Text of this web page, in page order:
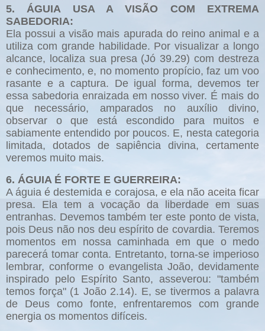
5. ÁGUIA USA A VISÃO COM EXTREMA
SABEDORIA:
Ela possui a visão mais apurada do reino animal e a
utiliza com grande habilidade. Por visualizar a longo
alcance, localiza sua presa (Jó 39.29) com destreza
e conhecimento, e, no momento propício, faz um voo
rasante e a captura. De igual forma, devemos ter
essa sabedoria enraizada em nosso viver. É mais do
que necessário, amparados no auxílio divino,
observar o que está escondido para muitos e
sabiamente entendido por poucos. E, nesta categoria
limitada, dotados de sapiência divina, certamente
veremos muito mais.
6. ÁGUIA É FORTE E GUERREIRA:
A águia é destemida e corajosa, e ela não aceita ficar
presa. Ela tem a vocação da liberdade em suas
entranhas. Devemos também ter este ponto de vista,
pois Deus não nos deu espírito de covardia. Teremos
momentos em nossa caminhada em que o medo
parecerá tomar conta. Entretanto, torna-se imperioso
lembrar, conforme o evangelista João, devidamente
inspirado pelo Espírito Santo, asseverou: "também
temos força" (1 João 2.14). E, se tivermos a palavra
de Deus como fonte, enfrentaremos com grande
energia os momentos difíceis.